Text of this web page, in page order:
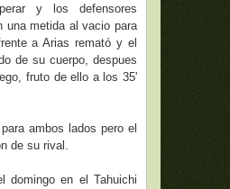
y los defensores
una metida al vacio para
a Arias remató y el
de su cuerpo, despues
fruto de ello a los 35'
ambos lados pero el
de su rival.
domingo en el Tahuichi